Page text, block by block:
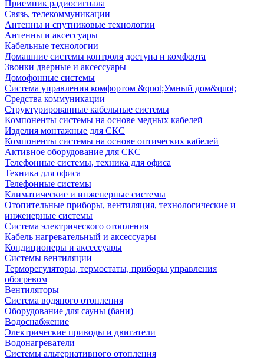
Приемник радиосигнала
Связь, телекоммуникации
Антенны и спутниковые технологии
Антенны и аксессуары
Кабельные технологии
Домашние системы контроля доступа и комфорта
Звонки дверные и аксессуары
Домофонные системы
Система управления комфортом &quot;Умный дом&quot;
Средства коммуникации
Структурированные кабельные системы
Компоненты системы на основе медных кабелей
Изделия монтажные для СКС
Компоненты системы на основе оптических кабелей
Активное оборудование для СКС
Телефонные системы, техника для офиса
Техника для офиса
Телефонные системы
Климатические и инженерные системы
Отопительные приборы, вентиляция, технологические и
инженерные системы
Система электрического отопления
Кабель нагревательный и аксессуары
Кондиционеры и аксессуары
Системы вентиляции
Терморегуляторы, термостаты, приборы управления
обогревом
Вентиляторы
Система водяного отопления
Оборудование для сауны (бани)
Водоснабжение
Электрические приводы и двигатели
Водонагреватели
Системы альтернативного отопления